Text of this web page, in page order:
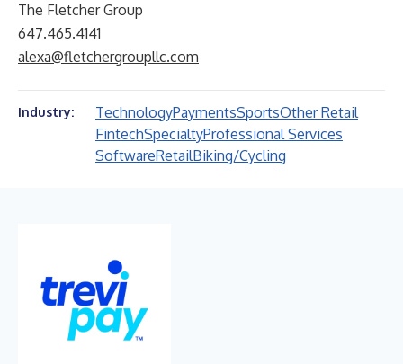
The Fletcher Group
647.465.4141
alexa@fletchergroupllc.com
Industry: TechnologyPaymentsSportsOther Retail
FintechSpecialtyProfessional Services
SoftwareRetailBiking/Cycling